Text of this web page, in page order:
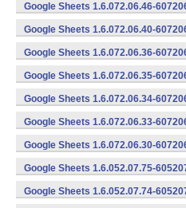
Google Sheets 1.6.072.06.46-
Google Sheets 1.6.072.06.40-
Google Sheets 1.6.072.06.36-
Google Sheets 1.6.072.06.35-
Google Sheets 1.6.072.06.34-
Google Sheets 1.6.072.06.33-
Google Sheets 1.6.072.06.30-
Google Sheets 1.6.052.07.75-
Google Sheets 1.6.052.07.74-